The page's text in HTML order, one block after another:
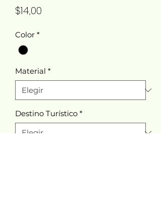
$14,00
Color *
Material *
Destino Turístico *